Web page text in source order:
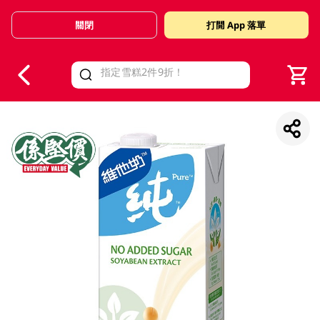
Valid Until 30 June 2026
關閉 打開 App 落單